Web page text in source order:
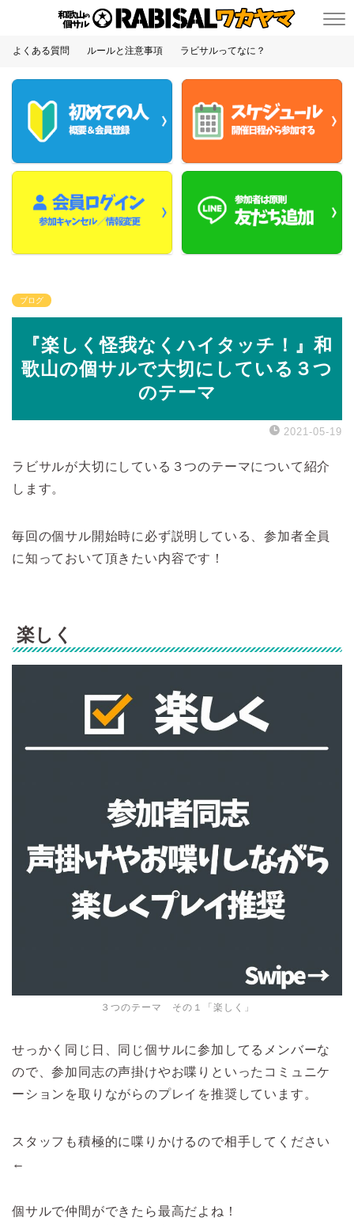
よくある質問 ルールと注意事項 ラビサルってなに？
ブログ
『楽しく怪我なくハイタッチ！』和
歌山の個サルで大切にしている３つ
のテーマ
2021-05-19
ラビサルが大切にしている３つのテーマについて紹介
します。
毎回の個サル開始時に必ず説明している、参加者全員
に知っておいて頂きたい内容です！
楽しく
３つのテーマ その１「楽しく」
せっかく同じ日、同じ個サルに参加してるメンバーな
ので、参加同志の声掛けやお喋りといったコミュニケ
ーションを取りながらのプレイを推奨しています。
スタッフも積極的に喋りかけるので相手してください
←
個サルで仲間ができたら最高だよね！